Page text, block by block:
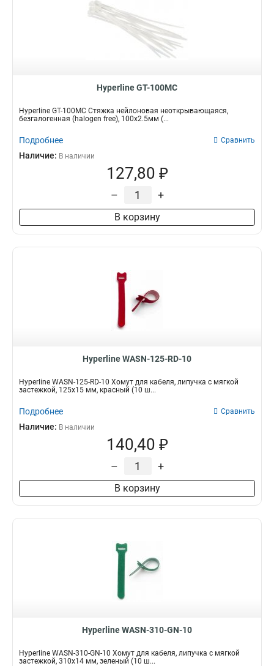
Hyperline GT-100MC
Hyperline GT-100MC Стяжка нейлоновая неоткрывающаяся,
безгалогенная (halogen free), 100x2.5мм (...
Подробнее Сравнить
Наличие: В наличии
127,80 ₽
– +
В корзину
Hyperline WASN-125-RD-10
Hyperline WASN-125-RD-10 Хомут для кабеля, липучка с мягкой
застежкой, 125x15 мм, красный (10 ш...
Подробнее Сравнить
Наличие: В наличии
140,40 ₽
– +
В корзину
Hyperline WASN-310-GN-10
Hyperline WASN-310-GN-10 Хомут для кабеля, липучка с мягкой
застежкой, 310x14 мм, зеленый (10 ш...